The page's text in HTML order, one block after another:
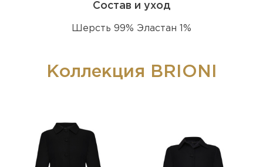
Состав и уход
Шерсть 99% Эластан 1%
Коллекция BRIONI